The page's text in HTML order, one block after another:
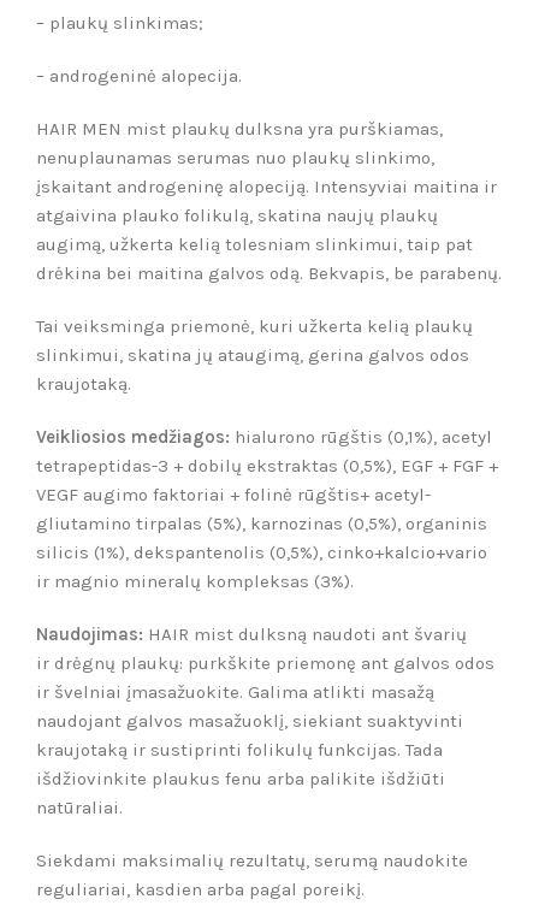
– plaukų slinkimas;
– androgeninė alopecija.
HAIR MEN mist plaukų dulksna yra purškiamas,
nenuplaunamas serumas nuo plaukų slinkimo,
įskaitant androgeninę alopeciją. Intensyviai maitina ir
atgaivina plauko folikulą, skatina naujų plaukų
augimą, užkerta kelią tolesniam slinkimui, taip pat
drėkina bei maitina galvos odą. Bekvapis, be parabenų.
Tai veiksminga priemonė, kuri užkerta kelią plaukų
slinkimui, skatina jų ataugimą, gerina galvos odos
kraujotaką.
Veikliosios medžiagos: hialurono rūgštis (0,1%), acetyl
tetrapeptidas-3 + dobilų ekstraktas (0,5%), EGF + FGF +
VEGF augimo faktoriai + folinė rūgštis+ acetyl-
gliutamino tirpalas (5%), karnozinas (0,5%), organinis
silicis (1%), dekspantenolis (0,5%), cinko+kalcio+vario
ir magnio mineralų kompleksas (3%).
Naudojimas: HAIR mist dulksną naudoti ant švarių
ir drėgnų plaukų: purkškite priemonę ant galvos odos
ir švelniai įmasažuokite. Galima atlikti masažą
naudojant galvos masažuoklį, siekiant suaktyvinti
kraujotaką ir sustiprinti folikulų funkcijas. Tada
išdžiovinkite plaukus fenu arba palikite išdžiūti
natūraliai.
Siekdami maksimalių rezultatų, serumą naudokite
reguliariai, kasdien arba pagal poreikį.